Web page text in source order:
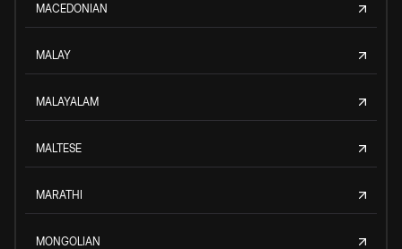
MACEDONIAN
MALAY
MALAYALAM
MALTESE
MARATHI
MONGOLIAN